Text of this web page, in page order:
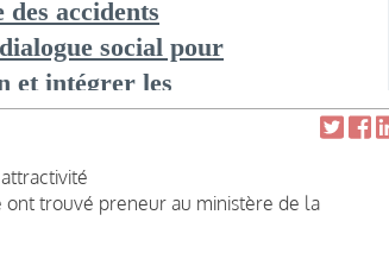
ont trouvé preneur au ministère de la